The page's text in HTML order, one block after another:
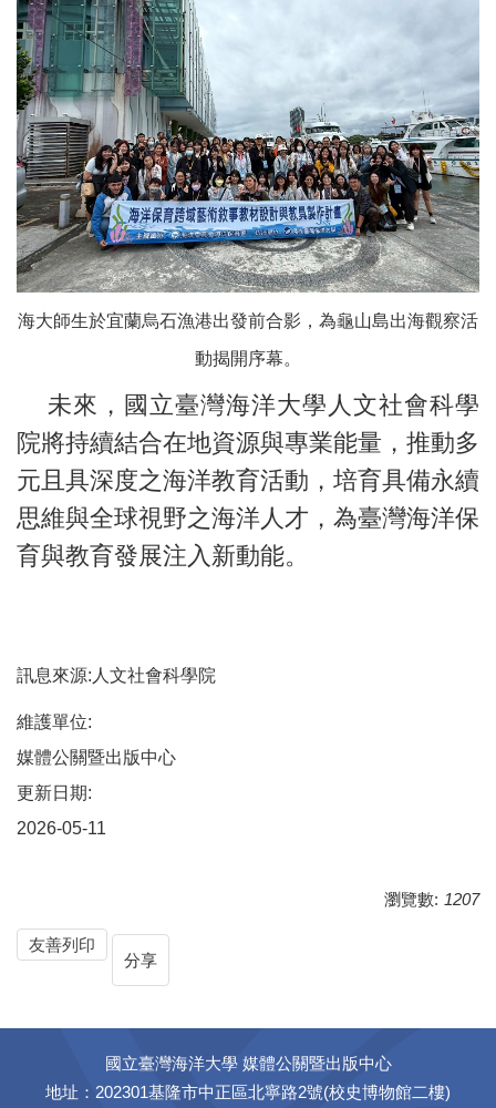
海大師生於宜蘭烏石漁港出發前合影，為龜山島出海觀察活
動揭開序幕。
未來，國立臺灣海洋大學人文社會科學
院將持續結合在地資源與專業能量，推動多
元且具深度之海洋教育活動，培育具備永續
思維與全球視野之海洋人才，為臺灣海洋保
育與教育發展注入新動能。
訊息來源:人文社會科學院
維護單位:
媒體公關暨出版中心
更新日期:
2026-05-11
瀏覽數: 1207
友善列印
分享
國立臺灣海洋大學 媒體公關暨出版中心
地址：202301基隆市中正區北寧路2號(校史博物館二樓)